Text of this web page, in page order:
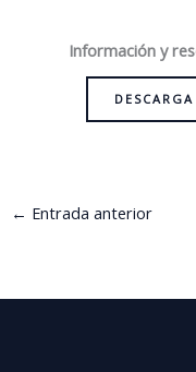
Información y
← Entrada anterior